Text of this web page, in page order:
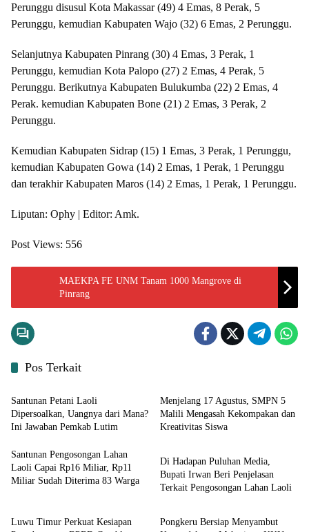
Perunggu disusul Kota Makassar (49) 4 Emas, 8 Perak, 5
Perunggu, kemudian Kabupaten Wajo (32) 6 Emas, 2 Perunggu.
Selanjutnya Kabupaten Pinrang (30) 4 Emas, 3 Perak, 1
Perunggu, kemudian Kota Palopo (27) 2 Emas, 4 Perak, 5
Perunggu. Berikutnya Kabupaten Bulukumba (22) 2 Emas, 4
Perak. kemudian Kabupaten Bone (21) 2 Emas, 3 Perak, 2
Perunggu.
Kemudian Kabupaten Sidrap (15) 1 Emas, 3 Perak, 1 Perunggu,
kemudian Kabupaten Gowa (14) 2 Emas, 1 Perak, 1 Perunggu
dan terakhir Kabupaten Maros (14) 2 Emas, 1 Perak, 1 Perunggu.
Liputan: Ophy | Editor: Amk.
Post Views: 556
MAEKPA FE UNM Tanam 1000 Mangrove di
Pinrang
Pos Terkait
Input Lutim
Santunan Petani Laoli
Dipersoalkan, Uangnya dari Mana?
Ini Jawaban Pemkab Lutim
Menjelang 17 Agustus, SMPN 5
Malili Mengasah Kekompakan dan
Kreativitas Siswa
Santunan Pengosongan Lahan
Laoli Capai Rp16 Miliar, Rp11
Miliar Sudah Diterima 83 Warga
Input Lutim
Di Hadapan Puluhan Media,
Bupati Irwan Beri Penjelasan
Terkait Pengosongan Lahan Laoli
Luwu Timur Perkuat Kesiapan
Input Lutim
Pongkeru Bersiap Menyambut